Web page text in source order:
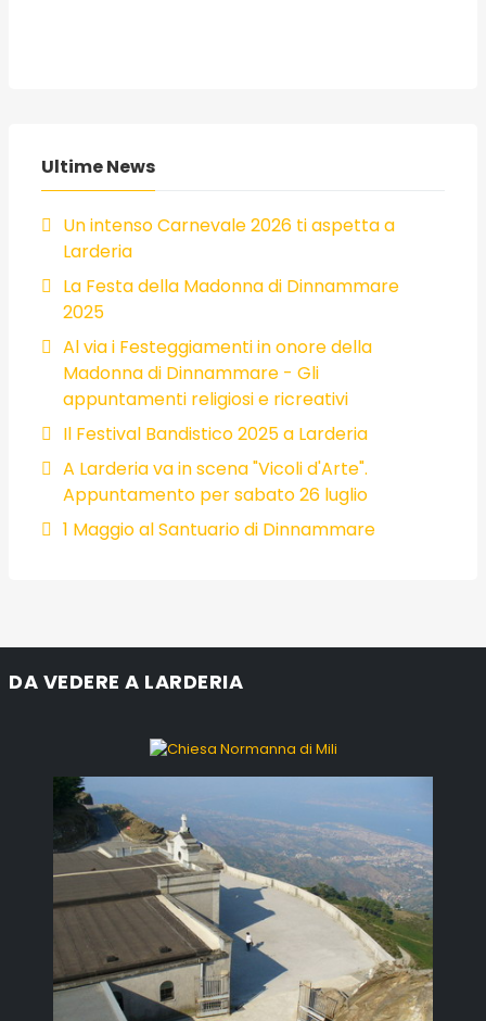
Ultime News
Un intenso Carnevale 2026 ti aspetta a
Larderia
La Festa della Madonna di Dinnammare
2025
Al via i Festeggiamenti in onore della
Madonna di Dinnammare - Gli
appuntamenti religiosi e ricreativi
Il Festival Bandistico 2025 a Larderia
A Larderia va in scena "Vicoli d'Arte".
Appuntamento per sabato 26 luglio
1 Maggio al Santuario di Dinnammare
DA VEDERE A LARDERIA